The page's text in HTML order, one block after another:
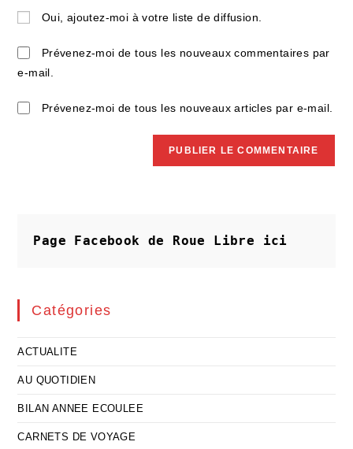
comment
de
site
(facultatif)
Oui, ajoutez-moi à votre liste de diffusion.
Prévenez-moi de tous les nouveaux commentaires par
e-mail.
Prévenez-moi de tous les nouveaux articles par e-mail.
Page Facebook de Roue Libre ici
Catégories
ACTUALITE
AU QUOTIDIEN
BILAN ANNEE ECOULEE
CARNETS DE VOYAGE